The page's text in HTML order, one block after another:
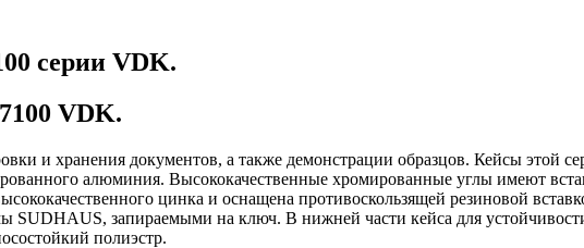
серии VDK.
VDK.
и хранения документов, а также демонстрации образцов. Кейсы этой
алюминия. Высококачественные хромированные углы имеют
цинка и оснащена противоскользящей резиновой
запираемыми на ключ. В нижней части кейса для
полиэстр.